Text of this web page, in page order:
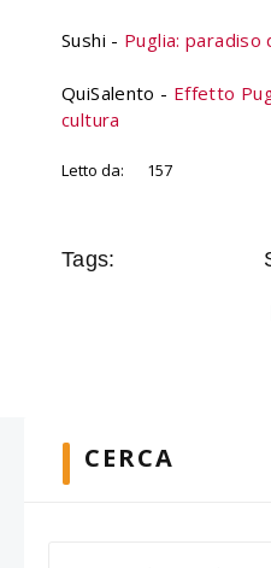
Sushi - Puglia: paradiso
QuiSalento - Effetto
cultura
Letto da: 157
Tags:
CERCA